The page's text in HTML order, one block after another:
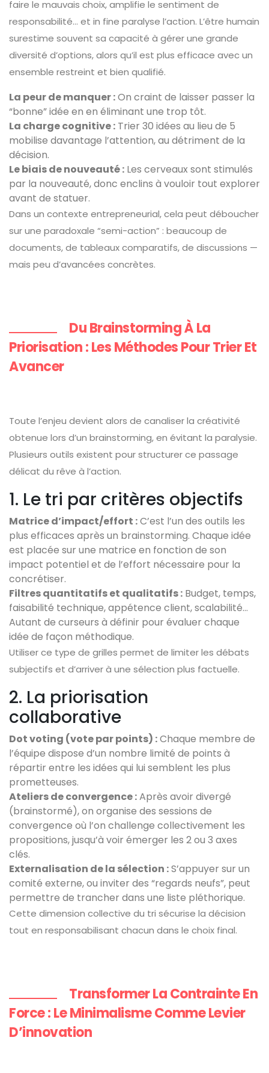
faire le mauvais choix, amplifie le sentiment de
responsabilité… et in fine paralyse l’action. L’être humain
surestime souvent sa capacité à gérer une grande
diversité d’options, alors qu’il est plus efficace avec un
ensemble restreint et bien qualifié.
La peur de manquer :On craint de laisser passer la
“bonne” idée en en éliminant une trop tôt.
La charge cognitive : Trier 30 idées au lieu de 5
mobilise davantage l’attention, au détriment de la
décision.
Le biais de nouveauté : Les cerveaux sont stimulés
par la nouveauté, donc enclins à vouloir tout explorer
avant de statuer.
Dans un contexte entrepreneurial, cela peut déboucher
sur une paradoxale “semi-action” : beaucoup de
documents, de tableaux comparatifs, de discussions —
mais peu d’avancées concrètes.
Du Brainstorming À La
Priorisation : Les Méthodes Pour Trier Et
Avancer
Toute l’enjeu devient alors de canaliser la créativité
obtenue lors d’un brainstorming, en évitant la paralysie.
Plusieurs outils existent pour structurer ce passage
délicat du rêve à l’action.
1. Le tri par critères objectifs
Matrice d’impact/effort :C’est l’un des outils les
plus efficaces après un brainstorming. Chaque idée
est placée sur une matrice en fonction de son
impact potentiel et de l’effort nécessaire pour la
concrétiser.
Filtres quantitatifs et qualitatifs : Budget, temps,
faisabilité technique, appétence client, scalabilité…
Autant de curseurs à définir pour évaluer chaque
idée de façon méthodique.
Utiliser ce type de grilles permet de limiter les débats
subjectifs et d’arriver à une sélection plus factuelle.
2. La priorisation
collaborative
Dot voting (vote par points) :Chaque membre de
l’équipe dispose d’un nombre limité de points à
répartir entre les idées qui lui semblent les plus
prometteuses.
Ateliers de convergence :Après avoir divergé
(brainstormé), on organise des sessions de
convergence où l’on challenge collectivement les
propositions, jusqu’à voir émerger les 2 ou 3 axes
clés.
Externalisation de la sélection :S’appuyer sur un
comité externe, ou inviter des “regards neufs”, peut
permettre de trancher dans une liste pléthorique.
Cette dimension collective du tri sécurise la décision
tout en responsabilisant chacun dans le choix final.
Transformer La Contrainte En
Force : Le Minimalisme Comme Levier
D’innovation